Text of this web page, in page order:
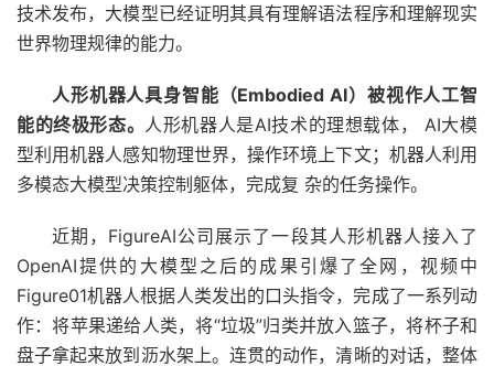
技术发布，大模型已经证明其具有理解语法程序和理解现实
世界物理规律的能力。
人形机器人具身智能（Embodied AI）被视作人工智
能的终极形态。 人形机器人是AI技术的理想载体， AI大模
型利用机器人感知物理世界，操作环境上下文；机器人利用
多模态大模型决策控制躯体，完成复 杂的任务操作。
近期，FigureAI公司展示了一段其人形机器人接入了
OpenAI提供的大模型之后的成果引爆了全网，视频中
Figure01机器人根据人类发出的口头指令，完成了一系列动
作：将苹果递给人类，将“垃圾”归类并放入篮子，将杯子和
盘子拿起来放到沥水架上。连贯的动作，清晰的对话，整体